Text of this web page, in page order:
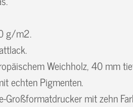
g/m2.
Weichholz, 40 mm
echten Pigmenten.
Großformatdrucker mit zehn